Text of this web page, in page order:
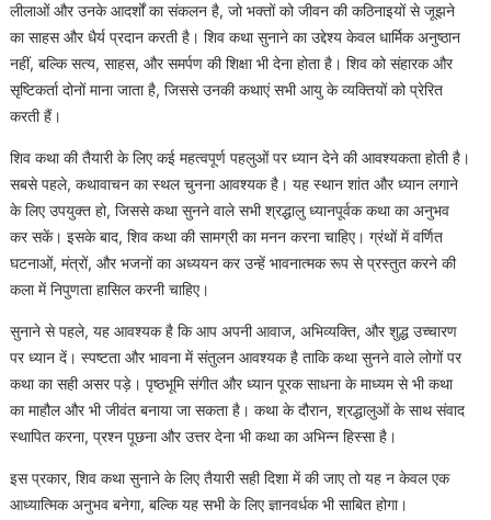
लीलाओं और उनके आदर्शों का संकलन है, जो भक्तों को जीवन की कठिनाइयों से जूझने
का साहस और धैर्य प्रदान करती है। शिव कथा सुनाने का उद्देश्य केवल धार्मिक अनुष्ठान
नहीं, बल्कि सत्य, साहस, और समर्पण की शिक्षा भी देना होता है। शिव को संहारक और
सृष्टिकर्ता दोनों माना जाता है, जिससे उनकी कथाएं सभी आयु के व्यक्तियों को प्रेरित
करती हैं।
शिव कथा की तैयारी के लिए कई महत्वपूर्ण पहलुओं पर ध्यान देने की आवश्यकता होती है।
सबसे पहले, कथावाचन का स्थल चुनना आवश्यक है। यह स्थान शांत और ध्यान लगाने
के लिए उपयुक्त हो, जिससे कथा सुनने वाले सभी श्रद्धालु ध्यानपूर्वक कथा का अनुभव
कर सकें। इसके बाद, शिव कथा की सामग्री का मनन करना चाहिए। ग्रंथों में वर्णित
घटनाओं, मंत्रों, और भजनों का अध्ययन कर उन्हें भावनात्मक रूप से प्रस्तुत करने की
कला में निपुणता हासिल करनी चाहिए।
सुनाने से पहले, यह आवश्यक है कि आप अपनी आवाज, अभिव्यक्ति, और शुद्ध उच्चारण
पर ध्यान दें। स्पष्टता और भावना में संतुलन आवश्यक है ताकि कथा सुनने वाले लोगों पर
कथा का सही असर पड़े। पृष्ठभूमि संगीत और ध्यान पूरक साधना के माध्यम से भी कथा
का माहौल और भी जीवंत बनाया जा सकता है। कथा के दौरान, श्रद्धालुओं के साथ संवाद
स्थापित करना, प्रश्न पूछना और उत्तर देना भी कथा का अभिन्न हिस्सा है।
इस प्रकार, शिव कथा सुनाने के लिए तैयारी सही दिशा में की जाए तो यह न केवल एक
आध्यात्मिक अनुभव बनेगा, बल्कि यह सभी के लिए ज्ञानवर्धक भी साबित होगा।